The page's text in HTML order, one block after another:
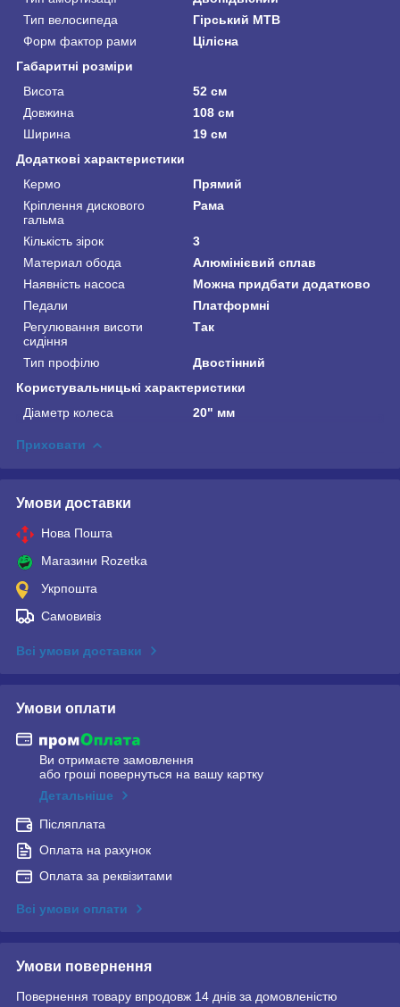
Тип велосипеда
Гірський MTB
Форм фактор рами
Цілісна
Габаритні розміри
Висота
52 см
Довжина
108 см
Ширина
19 см
Додаткові характеристики
Кермо
Прямий
Кріплення дискового
гальма
Рама
Кількість зірок
3
Материал обода
Алюмінієвий сплав
Наявність насоса
Можна придбати додатково
Педали
Платформні
Регулювання висоти
сидіння
Так
Тип профілю
Двостінний
Користувальницькі характеристики
Діаметр колеса
20" мм
Приховати
Умови доставки
Нова Пошта
Магазини Rozetka
Укрпошта
Самовивіз
Всі умови доставки
Умови оплати
Ви отримаєте замовлення
або гроші повернуться на вашу картку
Детальніше
Післяплата
Оплата на рахунок
Оплата за реквізитами
Всі умови оплати
Умови повернення
Повернення товару впродовж 14 днів за домовленістю